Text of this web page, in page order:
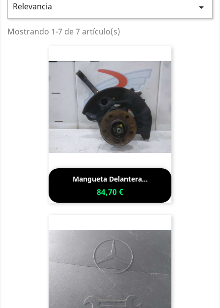
Relevancia 
Mostrando 1-7 de 7 artículo(s)
Mangueta Delantera...
84,70 €